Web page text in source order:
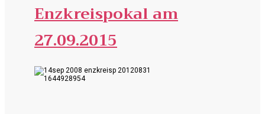
Enzkreispokal am
27.09.2015